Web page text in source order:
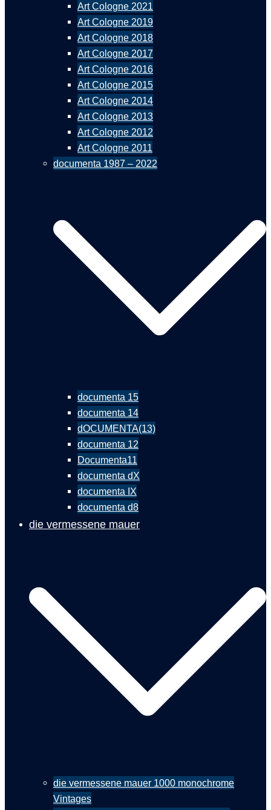
Art Cologne 2021
Art Cologne 2019
Art Cologne 2018
Art Cologne 2017
Art Cologne 2016
Art Cologne 2015
Art Cologne 2014
Art Cologne 2013
Art Cologne 2012
Art Cologne 2011
documenta 1987 – 2022
documenta 15
documenta 14
dOCUMENTA(13)
documenta 12
Documenta11
documenta dX
documenta IX
documenta d8
die vermessene mauer
die vermessene mauer 1000 monochrome
Vintages